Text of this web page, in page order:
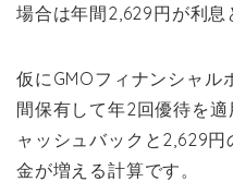
場合は年間2,629円が利息
仮にGMOフィナンシャル
間保有して年2回優待を
ャッシュバックと2,629
金が増える計算です。